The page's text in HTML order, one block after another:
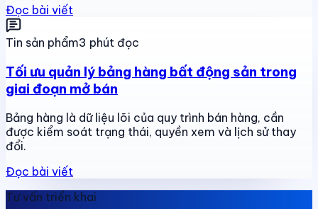
Đọc bài viết
Tin sản phẩm3 phút đọc
Tối ưu quản lý bảng hàng bất động sản trong
giai đoạn mở bán
Bảng hàng là dữ liệu lõi của quy trình bán hàng, cần
được kiểm soát trạng thái, quyền xem và lịch sử thay
đổi.
Đọc bài viết
Tư vấn triển khai